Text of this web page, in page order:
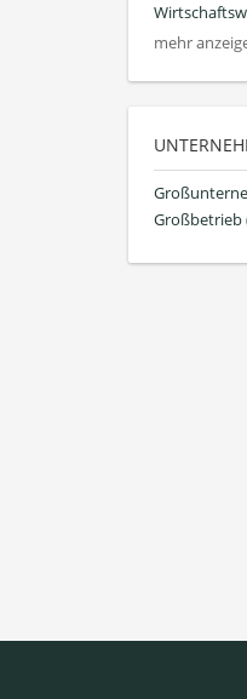
mehr
Großbetrieb